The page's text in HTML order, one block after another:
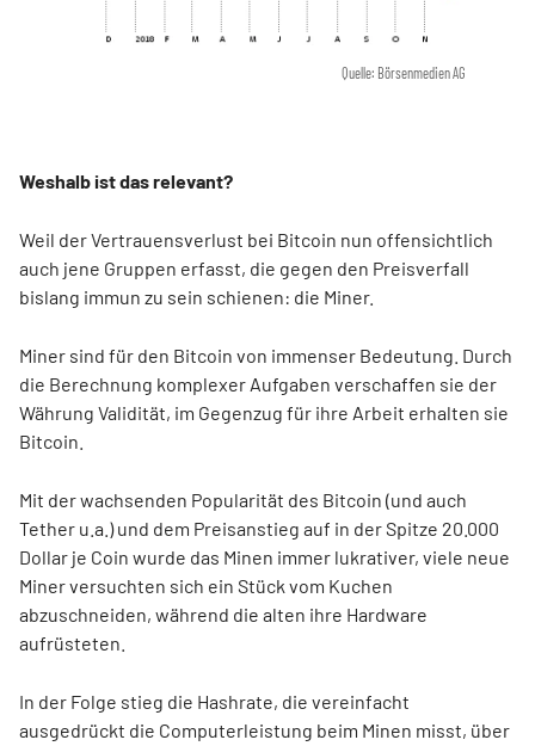
Quelle: Börsenmedien AG
Weshalb ist das relevant?
Weil der Vertrauensverlust bei Bitcoin nun offensichtlich
auch jene Gruppen erfasst, die gegen den Preisverfall
bislang immun zu sein schienen: die Miner.
Miner sind für den Bitcoin von immenser Bedeutung. Durch
die Berechnung komplexer Aufgaben verschaffen sie der
Währung Validität, im Gegenzug für ihre Arbeit erhalten sie
Bitcoin.
Mit der wachsenden Popularität des Bitcoin (und auch
Tether u.a.) und dem Preisanstieg auf in der Spitze 20.000
Dollar je Coin wurde das Minen immer lukrativer, viele neue
Miner versuchten sich ein Stück vom Kuchen
abzuschneiden, während die alten ihre Hardware
aufrüsteten.
In der Folge stieg die Hashrate, die vereinfacht
ausgedrückt die Computerleistung beim Minen misst, über